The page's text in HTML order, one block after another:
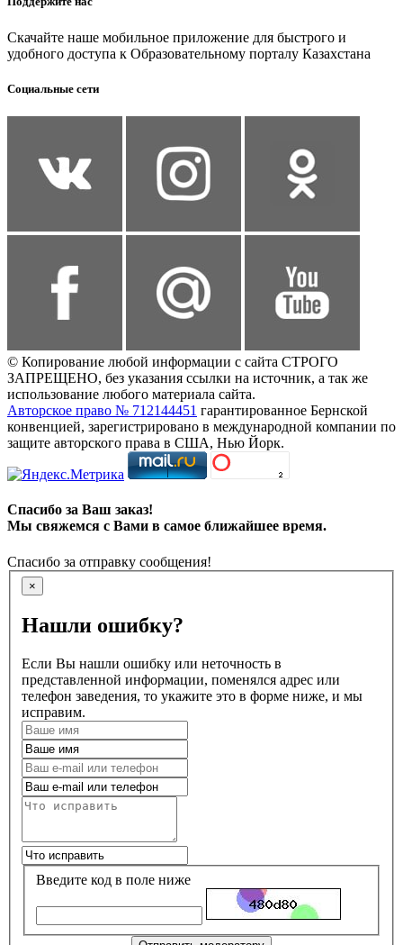
Скачайте наше мобильное приложение для быстрого и
удобного доступа к Образовательному порталу Казахстана
Социальные сети
© Копирование любой информации с сайта СТРОГО
ЗАПРЕЩЕНО, без указания ссылки на источник, а так же
использование любого материала сайта.
Авторское право № 712144451 гарантированное Бернской
конвенцией, зарегистрировано в международной компании по
защите авторского права в США, Нью Йорк.
Спасибо за Ваш заказ!
Мы свяжемся с Вами в самое ближайшее время.
Спасибо за отправку сообщения!
×
Нашли ошибку?
Если Вы нашли ошибку или неточность в
представленной информации, поменялся адрес или
телефон заведения, то укажите это в форме ниже, и мы
исправим.
Введите код в поле ниже